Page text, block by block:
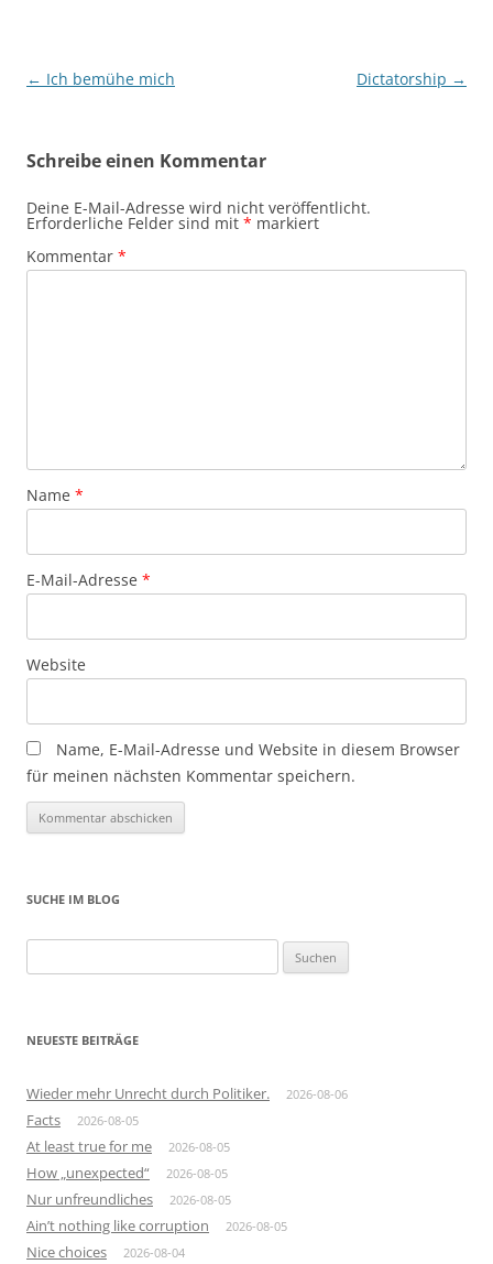
Beitragsnavigation
← Ich bemühe mich Dictatorship →
Schreibe einen Kommentar
Deine E-Mail-Adresse wird nicht veröffentlicht.
Erforderliche Felder sind mit * markiert
Kommentar *
Name *
E-Mail-Adresse *
Website
Name, E-Mail-Adresse und Website in diesem Browser
für meinen nächsten Kommentar speichern.
SUCHE IM BLOG
nach:
NEUESTE BEITRÄGE
Wieder mehr Unrecht durch Politiker. 2026-08-06
Facts 2026-08-05
At least true for me 2026-08-05
How „unexpected“ 2026-08-05
Nur unfreundliches 2026-08-05
Ain’t nothing like corruption 2026-08-05
Nice choices 2026-08-04